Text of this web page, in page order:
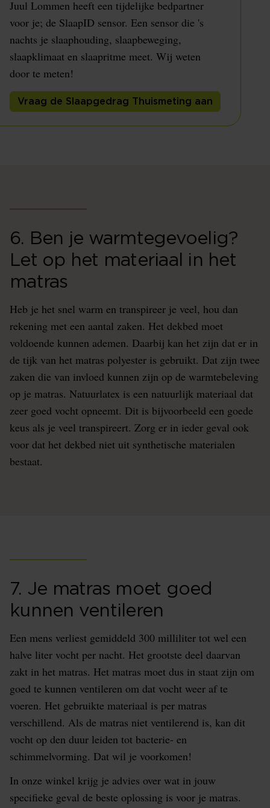
Juul Lommen heeft een tijdelijke bedpartner
voor je; de SlaapID sensor. Een sensor die 's
nachts je slaaphouding, slaapbeweging,
slaapklimaat en slaapritme meet. Wij weten
door te meten!
Vraag de Slaapgedrag Thuismeting aan
6. Ben je warmtegevoelig?
Let op het materiaal in het
matras
Heb je het snel warm en transpireer je veel, hou dan
rekening met een aantal zaken. Het dekbed moet
voldoende kunnen ademen. Daarbij kan het zijn dat er in
de tijk van het matras polyester is gebruikt. Dat zijn twee
zaken die van invloed kunnen zijn op de warmtebeleving
op je matras. Natuurlatex is een natuurlijk materiaal dat
zeer goed vocht opneemt. Dit is bijvoorbeeld een goede
keus als je veel transpireert. Zorg er in ieder geval ook
voor dat het dekbed niet uit synthetische materialen
bestaat.
7. Je matras moet goed
kunnen ventileren
Een mens verliest gemiddeld 300 milliliter tot wel een
halve liter vocht per nacht. Het grootste deel daarvan
zakt in het matras. Het matras moet dus in staat zijn om
goed te kunnen ventileren om dat vocht weer af te
voeren. Het gebruikte materiaal is per matras
verschillend. Als de matras niet ventilerend is, kan dit
vocht op den duur leiden tot bacterie- en
schimmelvorming. Dat wil je voorkomen!
In onze winkel krijg je advies over wat in jouw
specifieke geval de beste oplossing is voor je matras.